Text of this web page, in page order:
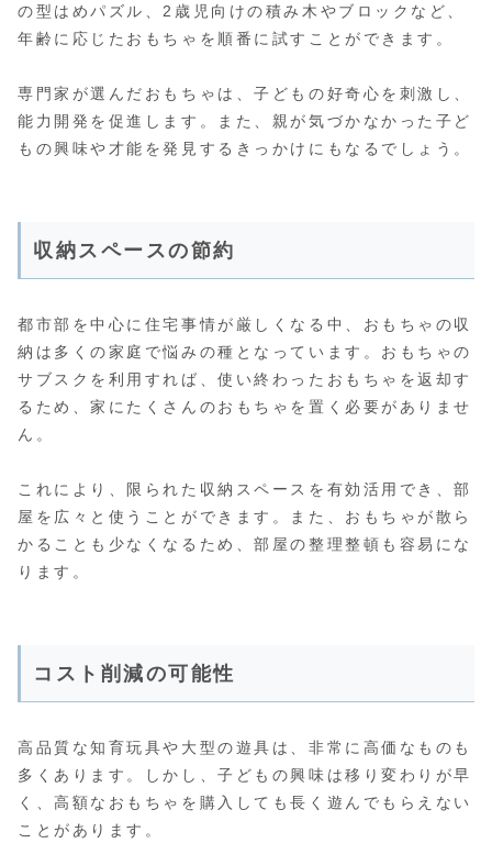
の型はめパズル、2歳児向けの積み木やブロックなど、
年齢に応じたおもちゃを順番に試すことができます。
専門家が選んだおもちゃは、子どもの好奇心を刺激し、
能力開発を促進します。また、親が気づかなかった子ど
もの興味や才能を発見するきっかけにもなるでしょう。
収納スペースの節約
都市部を中心に住宅事情が厳しくなる中、おもちゃの収
納は多くの家庭で悩みの種となっています。おもちゃの
サブスクを利用すれば、使い終わったおもちゃを返却す
るため、家にたくさんのおもちゃを置く必要がありませ
ん。
これにより、限られた収納スペースを有効活用でき、部
屋を広々と使うことができます。また、おもちゃが散ら
かることも少なくなるため、部屋の整理整頓も容易にな
ります。
コスト削減の可能性
高品質な知育玩具や大型の遊具は、非常に高価なものも
多くあります。しかし、子どもの興味は移り変わりが早
く、高額なおもちゃを購入しても長く遊んでもらえない
ことがあります。